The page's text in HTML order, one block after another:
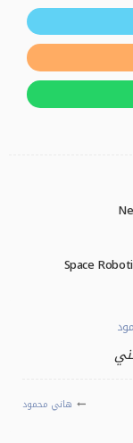
هاني محمود